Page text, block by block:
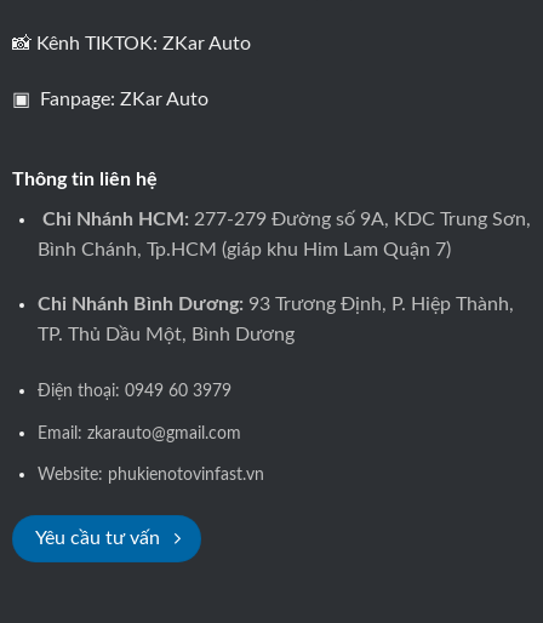
📸 Kênh TIKTOK: ZKar Auto
▣ Fanpage: ZKar Auto
Thông tin liên hệ
Chi Nhánh HCM: 277-279 Đường số 9A, KDC Trung Sơn,
Bình Chánh, Tp.HCM (giáp khu Him Lam Quận 7)
Chi Nhánh Bình Dương: 93 Trương Định, P. Hiệp Thành,
TP. Thủ Dầu Một, Bình Dương
Điện thoại: 0949 60 3979
Email: zkarauto@gmail.com
Website: phukienotovinfast.vn
Yêu cầu tư vấn